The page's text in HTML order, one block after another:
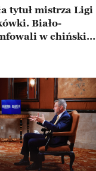
tytuł mistrza Ligi
Biało-
w chińskim